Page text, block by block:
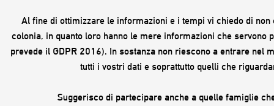
Al fine di ottimizzare le informazioni e i tempi vi chiedo di
colonia, in quanto loro hanno le mere informazioni che servono
prevede il GDPR 2016). In sostanza non riescono a entrare nel
tutti i vostri dati e soprattutto quelli che
Suggerisco di partecipare anche a quelle famiglie